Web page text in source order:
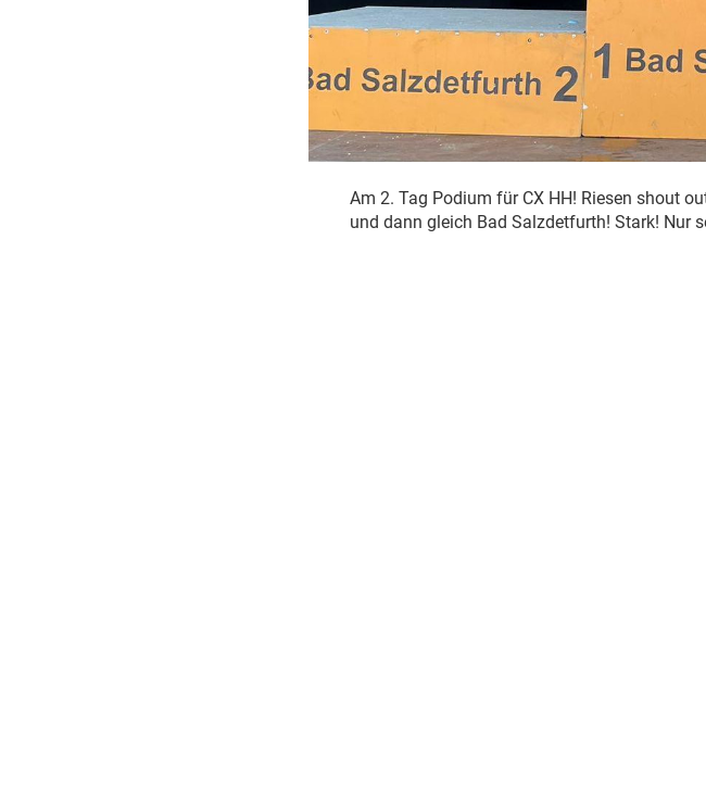
Am 2. Tag Podium für CX HH! Riesen shout
und dann gleich Bad Salzdetfurth! Stark! Nur